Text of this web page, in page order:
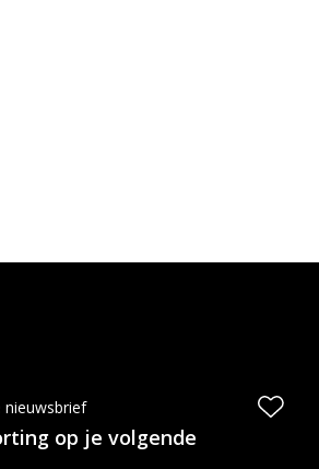
op je volgende